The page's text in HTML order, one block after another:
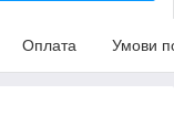
Оплата Умови